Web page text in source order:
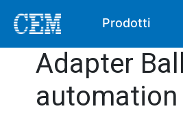
Prodotti
Adapter